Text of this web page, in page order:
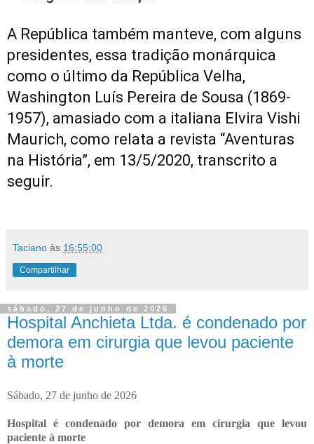
A República também manteve, com alguns
presidentes, essa tradição monárquica
como o último da República Velha,
Washington Luís Pereira de Sousa (1869-
1957), amasiado com a italiana Elvira Vishi
Maurich, como relata a revista “Aventuras
na História”, em 13/5/2020, transcrito a
seguir.
Taciano às 16:55:00
Compartilhar
sábado, 27 de junho de 2026
Hospital Anchieta Ltda. é condenado por
demora em cirurgia que levou paciente
à morte
Sábado, 27 de junho de 2026
Hospital é condenado por demora em cirurgia que levou
paciente à morte